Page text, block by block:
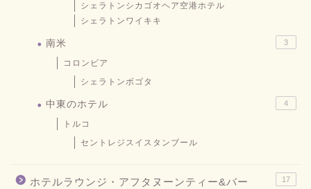
シェラトンシカゴオヘア空港ホテル
シェラトンワイキキ
南米 3
コロンビア
シェラトンボゴタ
中東のホテル 4
トルコ
セントレジスイスタンブール
ホテルラウンジ・アフタヌーンティー&バー 17